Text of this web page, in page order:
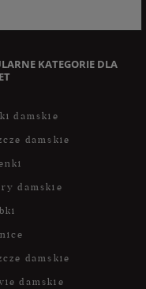
KATEGORIE DLA
damskie
damskie
damskie
damskie
damskie